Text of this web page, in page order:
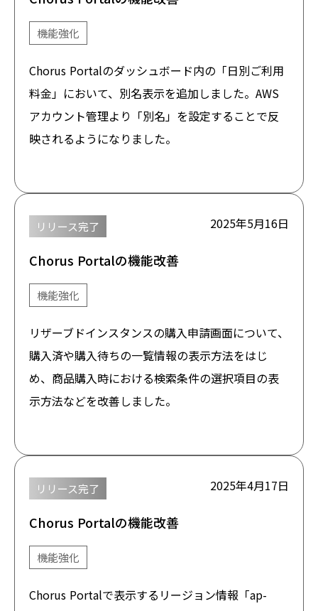
機能強化
Chorus Portalのダッシュボード内の「日別ご利用
料金」において、別名表示を追加しました。AWS
アカウント管理より「別名」を設定することで反
映されるようになりました。
リリース完了 2025年5月16日
Chorus Portalの機能改善
機能強化
リザーブドインスタンスの購入申請画面について、
購入済や購入待ちの一覧情報の表示方法をはじ
め、商品購入時における検索条件の選択項目の表
示方法などを改善しました。
リリース完了 2025年4月17日
Chorus Portalの機能改善
機能強化
Chorus Portalで表示するリージョン情報「ap-